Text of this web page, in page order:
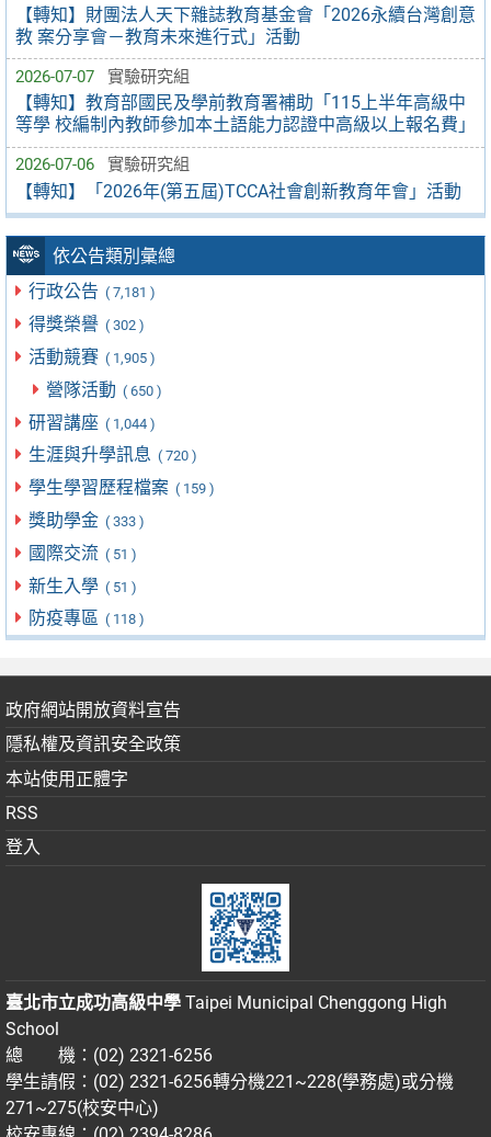
【轉知】財團法人天下雜誌教育基金會「2026永續台灣創意
教 案分享會－教育未來進行式」活動
2026-07-07 實驗研究組
【轉知】教育部國民及學前教育署補助「115上半年高級中
等學 校編制內教師參加本土語能力認證中高級以上報名費」
2026-07-06 實驗研究組
【轉知】「2026年(第五屆)TCCA社會創新教育年會」活動
依公告類別彙總
行政公告 ( 7,181 )
得獎榮譽 ( 302 )
活動競賽 ( 1,905 )
營隊活動 ( 650 )
研習講座 ( 1,044 )
生涯與升學訊息 ( 720 )
學生學習歷程檔案 ( 159 )
獎助學金 ( 333 )
國際交流 ( 51 )
新生入學 ( 51 )
防疫專區 ( 118 )
政府網站開放資料宣告
隱私權及資訊安全政策
本站使用正體字
RSS
登入
臺北市立成功高級中學 Taipei Municipal Chenggong High
School
總 機：(02) 2321-6256
學生請假：(02) 2321-6256轉分機221~228(學務處)或分機
271~275(校安中心)